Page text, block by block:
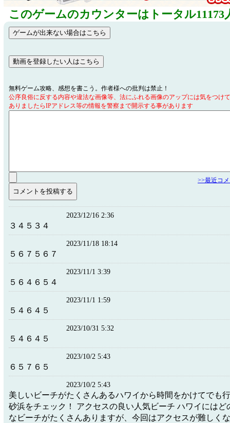
このゲームのカウンターはトータル11173
無料ゲーム攻略、感想を書こう。作者様への批判は禁止！
公序良俗に反する内容や違法な画像等、法にふれる画像のアップには気をつけ
ありましたらIPアドレス等の情報を警察まで開示する事があります
>>最近コ
2023/12/16 2:36
３４５３４
2023/11/18 18:14
５６７５６７
2023/11/1 3:39
５６４６５４
2023/11/1 1:59
５４６４５
2023/10/31 5:32
５４６４５
2023/10/2 5:43
６５７６５
2023/10/2 5:43
美しいビーチがたくさんあるハワイから時間をかけてでも
砂浜をチェック！ アクセスの良い人気ビーチ ハワイにはど
なビーチがたくさんありますが、今回はアクセスが難しく